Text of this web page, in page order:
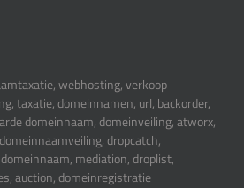
webhosting, verkoop
taxatie, domeinnamen, url, backorder,
domeinnaam, domeinveiling, atworx,
dropcatch,
mediation, droplist,
auction, domeinregistratie